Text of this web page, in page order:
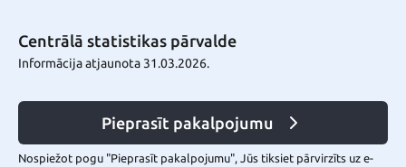
Centrālā statistikas pārvalde
Informācija atjaunota 31.03.2026.
Pieprasīt pakalpojumu
Nospiežot pogu "Pieprasīt pakalpojumu", Jūs tiksiet pārvirzīts uz e-